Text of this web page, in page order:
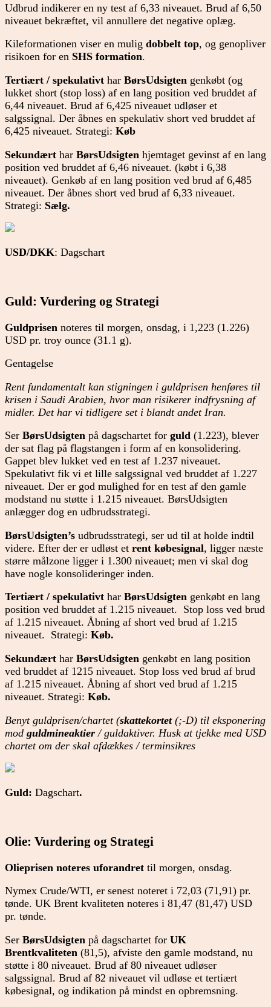
Udbrud indikerer en ny test af 6,33 niveauet. Brud af 6,50
niveauet bekræftet, vil annullere det negative oplæg.
Kileformationen viser en mulig dobbelt top, og genopliver
risikoen for en SHS formation.
Tertiært / spekulativt har BørsUdsigten genkøbt (og
lukket short (stop loss) af en lang position ved bruddet af
6,44 niveauet. Brud af 6,425 niveauet udløser et
salgssignal. Der åbnes en spekulativ short ved bruddet af
6,425 niveauet. Strategi: Køb
Sekundært har BørsUdsigten hjemtaget gevinst af en lang
position ved bruddet af 6,46 niveauet. (købt i 6,38
niveauet). Genkøb af en lang position ved brud af 6,485
niveauet. Der åbnes short ved brud af 6,33 niveauet.
Strategi: Sælg.
USD/DKK: Dagschart
Guld: Vurdering og Strategi
Guldprisen noteres til morgen, onsdag, i 1,223 (1.226)
USD pr. troy ounce (31.1 g).
Gentagelse
Rent fundamentalt kan stigningen i guldprisen henføres til
krisen i Saudi Arabien, hvor man risikerer indfrysning af
midler. Det har vi tidligere set i blandt andet Iran.
Ser BørsUdsigten på dagschartet for guld (1.223), blever
der sat flag på flagstangen i form af en konsolidering.
Gappet blev lukket ved en test af 1.237 niveauet.
Spekulativt fik vi et lille salgssignal ved bruddet af 1.227
niveauet. Der er god mulighed for en test af den gamle
modstand nu støtte i 1.215 niveauet. BørsUdsigten
anlægger dog en udbrudsstrategi.
BørsUdsigten’s udbrudsstrategi, ser ud til at holde indtil
videre. Efter der er udløst et rent købesignal, ligger næste
større målzone ligger i 1.300 niveauet; men vi skal dog
have nogle konsolideringer inden.
Tertiært / spekulativt har BørsUdsigten genkøbt en lang
position ved bruddet af 1.215 niveauet. Stop loss ved brud
af 1.215 niveauet. Åbning af short ved brud af 1.215
niveauet. Strategi: Køb.
Sekundært har BørsUdsigten genkøbt en lang position
ved bruddet af 1215 niveauet. Stop loss ved brud af brud
af 1.215 niveauet. Åbning af short ved brud af 1.215
niveauet. Strategi: Køb.
Benyt guldprisen/chartet (skattekortet(;-D) til eksponering
mod guldmineaktier / guldaktiver. Husk at tjekke med USD
chartet om der skal afdækkes / terminsikres
Guld: Dagschart.
Olie: Vurdering og Strategi
Olieprisen noteres uforandret til morgen, onsdag.
Nymex Crude/WTI, er senest noteret i 72,03 (71,91) pr.
tønde. UK Brent kvaliteten noteres i 81,47 (81,47) USD
pr. tønde.
Ser BørsUdsigten på dagschartet for UK
Brentkvaliteten (81,5), afviste den gamle modstand, nu
støtte i 80 niveauet. Brud af 80 niveauet udløser
salgssignal. Brud af 82 niveauet vil udløse et tertiært
købesignal, og indikation på mindst en opbremsning.